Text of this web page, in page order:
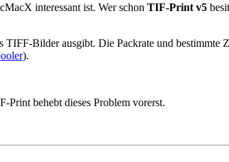
interessant ist. Wer schon TIF-Print v5
Bilder ausgibt. Die Packrate und bestimmte
).
behebt dieses Problem vorerst.